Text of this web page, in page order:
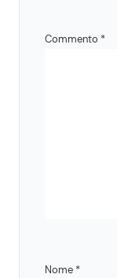
Commento *
Nome *